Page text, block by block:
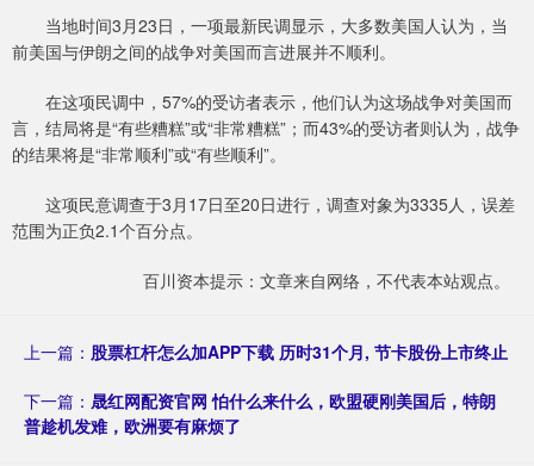
当地时间3月23日，一项最新民调显示，大多数美国人认为，当
前美国与伊朗之间的战争对美国而言进展并不顺利。
在这项民调中，57%的受访者表示，他们认为这场战争对美国而
言，结局将是“有些糟糕”或“非常糟糕”；而43%的受访者则认为，战争
的结果将是“非常顺利”或“有些顺利”。
这项民意调查于3月17日至20日进行，调查对象为3335人，误差
范围为正负2.1个百分点。
百川资本提示：文章来自网络，不代表本站观点。
上一篇： 股票杠杆怎么加APP下载 历时31个月, 节卡股份上市终止
下一篇： 晟红网配资官网 怕什么来什么，欧盟硬刚美国后，特朗
普趁机发难，欧洲要有麻烦了